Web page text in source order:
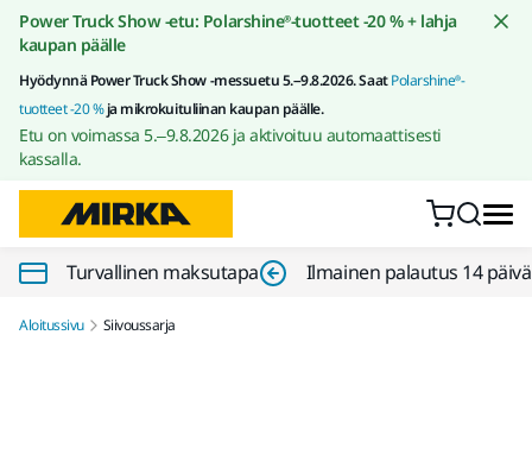
Siirry sisältöön
Power Truck Show -etu: Polarshine®-tuotteet -20 % + lahja
kaupan päälle
Hyödynnä Power Truck Show -messuetu 5.–9.8.2026. SaatPolarshine®-
tuotteet -20 %ja mikrokuituliinan kaupan päälle.
Etu on voimassa 5.–9.8.2026 ja aktivoituu automaattisesti
kassalla.
Turvallinen maksutapa Ilmainen palautus 14
Aloitussivu Siivoussarja